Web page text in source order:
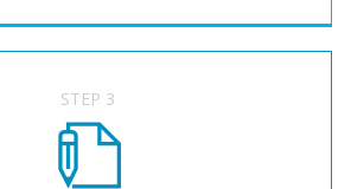
STEP 3